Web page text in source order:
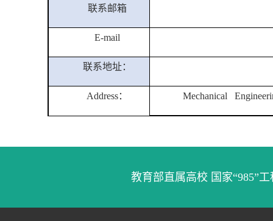
联系邮箱
E-mail
联系地址：
Address： Mechanical
教育部直属高校 国家“985”